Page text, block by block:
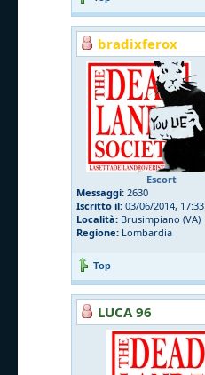
bradixferox
Escort
Messaggi: 2630
Iscritto il: 03/06/2014, 17:33
Località: Brusimpiano (VA)
Regione: Lombardia
Top
LUCA 96